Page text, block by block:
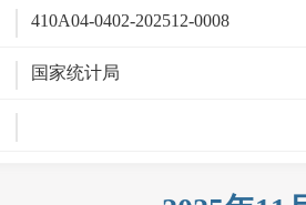
410A04-0402-202512-0008
国家统计局